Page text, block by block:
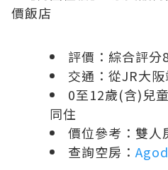
評價：綜合評分
交通：從JR大
0至12歲(含)兒
同住
價位參考：雙
查詢空房：